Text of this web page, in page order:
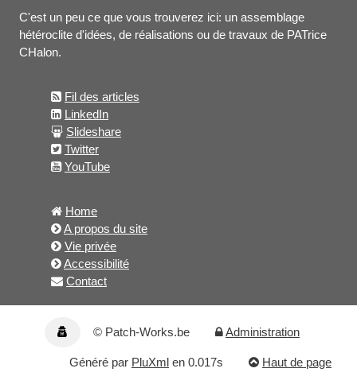
C'est un peu ce que vous trouverez ici: un assemblage
hétéroclite d'idées, de réalisations ou de travaux de PATrice
CHalon.
Fil des articles
LinkedIn
Slideshare
Twitter
YouTube
Home
A propos du site
Vie privée
Accessibilité
Contact
© Patch-Works.be Administration
Haut de page
Généré par PluXml en 0.017s